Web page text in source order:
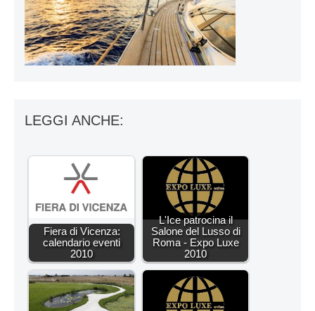
LEGGI ANCHE:
Fiera di Vicenza:
calendario eventi
2010
L'Ice patrocina il
Salone del Lusso di
Roma - Expo Luxe
2010